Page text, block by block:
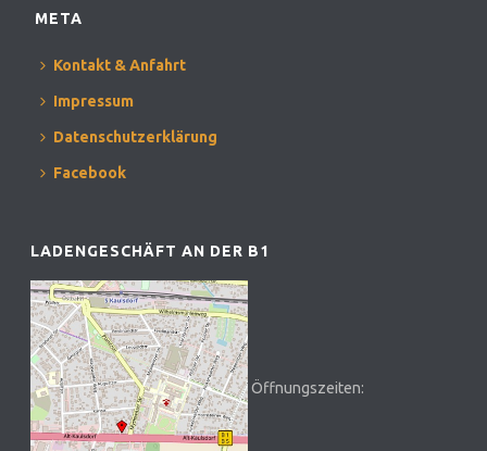
META
Kontakt & Anfahrt
Impressum
Datenschutzerklärung
Facebook
LADENGESCHÄFT AN DER B1
Öffnungszeiten: